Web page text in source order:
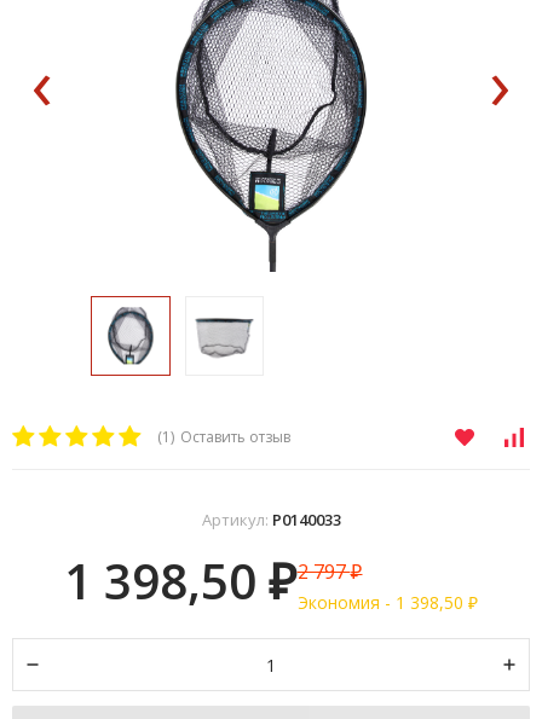
‹ ›
(1) Оставить отзыв
Артикул: P0140033
1 398,50 ₽2 797₽
Экономия - 1 398,50 ₽